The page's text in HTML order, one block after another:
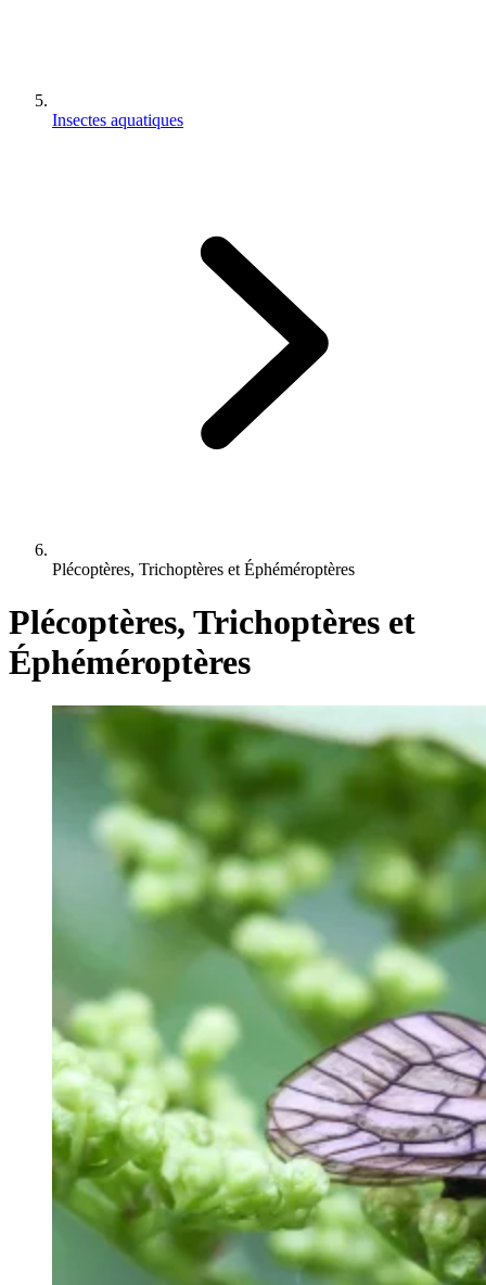
Insectes aquatiques
Plécoptères, Trichoptères et Éphéméroptères
Plécoptères, Trichoptères et
Éphéméroptères